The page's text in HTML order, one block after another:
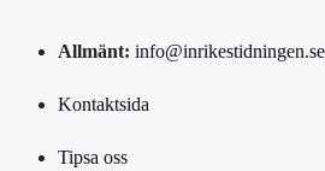
Allmänt: info@inrikestidningen.se
Kontaktsida
Tipsa oss